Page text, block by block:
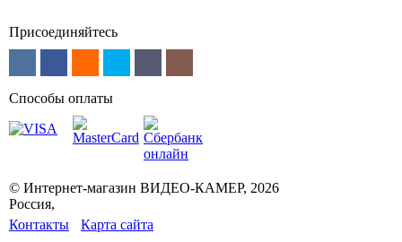
Присоединяйтесь
Способы оплаты
© Интернет-магазин ВИДЕО-КАМЕР, 2026
Россия,
Контакты
Карта сайта